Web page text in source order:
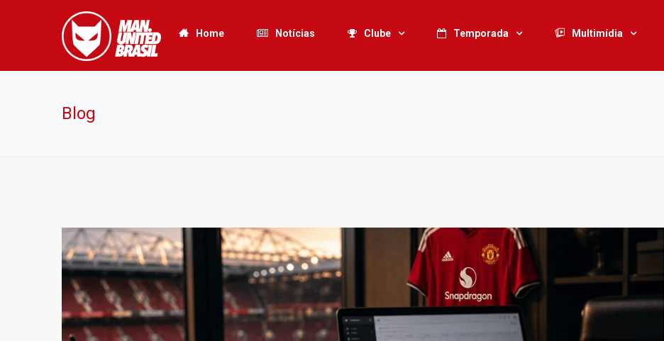
Home Notícias Clube Temporada Multimídia
Blog